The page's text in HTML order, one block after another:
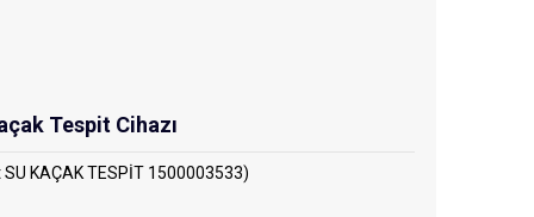
Tespit Cihazı
KAÇAK TESPİT 1500003533)